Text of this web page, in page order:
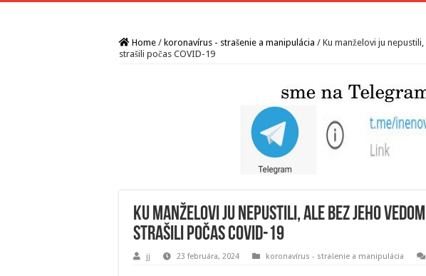
Home / koronavírus - strašenie a manipulácia / Ku manželovi ju
strašili počas COVID-19
Ku manželovi ju nepustili, ale bez jeho
strašili počas COVID-19
jj 23 februára, 2024 koronavírus - strašenie a manipulácia